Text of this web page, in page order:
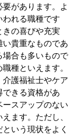
があります。よ
れる職種です
の喜びや充実
貴重なものであ
場合も多いもので
種といえます。
護福祉士やケア
きる資格があ
ースアップのない
ます。ただし、
いう現状をよく